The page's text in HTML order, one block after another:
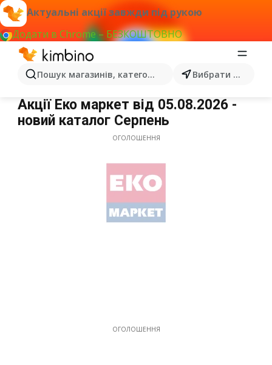
Актуальні акції завжди під рукою
Додати в Chrome – БЕЗКОШТОВНО
Пошук магазинів, категорій, товарів... Вибрати місто
Еко маркет
Акції Еко маркет від 05.08.2026 -
новий каталог Серпень
ОГОЛОШЕННЯ
ОГОЛОШЕННЯ